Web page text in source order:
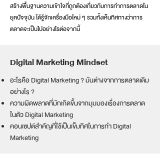
สร้างพื้นฐานความเข้าใจที่ถูกต้องเกี่ยวกับการทำการตลาดใน
ยุคปัจจุบัน ได้รู้จักเครื่องมือใหม่ ๆ รวมทั้งเห็นทิศทางว่าการ
ตลาดจะเป็นไปอย่างไรต่อจากนี้
Digital Marketing Mindset
อะไรคือ Digital Marketing ? มันต่างจากการตลาดเดิม
อย่างไร ?
ความผิดพลาดที่มักเกิดขึ้นจากมุมมองเรื่องการตลาด
ในตัว Digital Marketing
คอนเซปต์สำคัญที่ใช้เป็นเข็มทิศในการทำ Digital
Marketing